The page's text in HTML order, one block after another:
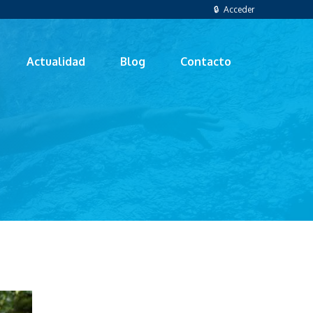
🔒 Acceder
Actualidad Blog Contacto